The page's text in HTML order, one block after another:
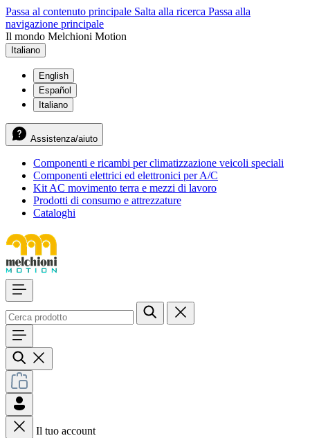
Passa al contenuto principale Salta alla ricerca Passa alla
navigazione principale
Il mondo Melchioni Motion
Italiano
English
Español
Italiano
Assistenza/aiuto
Componenti e ricambi per climatizzazione veicoli speciali
Componenti elettrici ed elettronici per A/C
Kit AC movimento terra e mezzi di lavoro
Prodotti di consumo e attrezzature
Cataloghi
Il tuo account